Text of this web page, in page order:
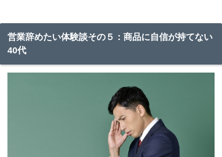
営業辞めたい体験談その５：商品に自信が持てない
40代